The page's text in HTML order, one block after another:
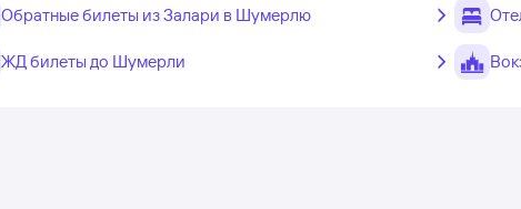
Обратные билеты из Залари в Шумерлю
ЖД билеты до Шумерли